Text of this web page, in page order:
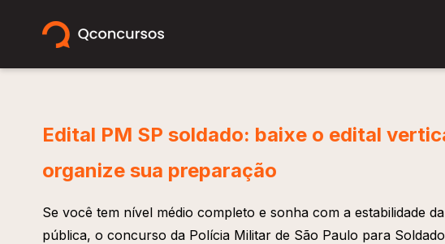
Edital PM SP soldado: baixe o edital
organize sua preparação
Se você tem nível médio completo e sonha com a estabilidade
pública, o concurso da Polícia Militar de São Paulo para